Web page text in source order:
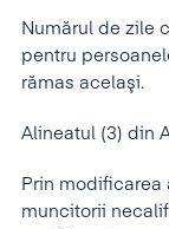
Numărul de zile
pentru
rămas acelaşi.
Alineatul (3) din
Prin
muncitorii